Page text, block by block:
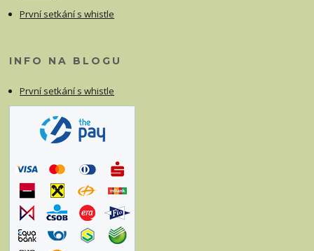
První setkání s whistle
INFO NA BLOGU
První setkání s whistle